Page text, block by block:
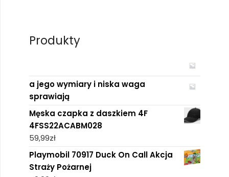
Produkty
a jego wymiary i niska waga
sprawiają
Męska czapka z daszkiem 4F
4FSS22ACABM028
59,99zł
Playmobil 70917 Duck On Call Akcja
Straży Pożarnej